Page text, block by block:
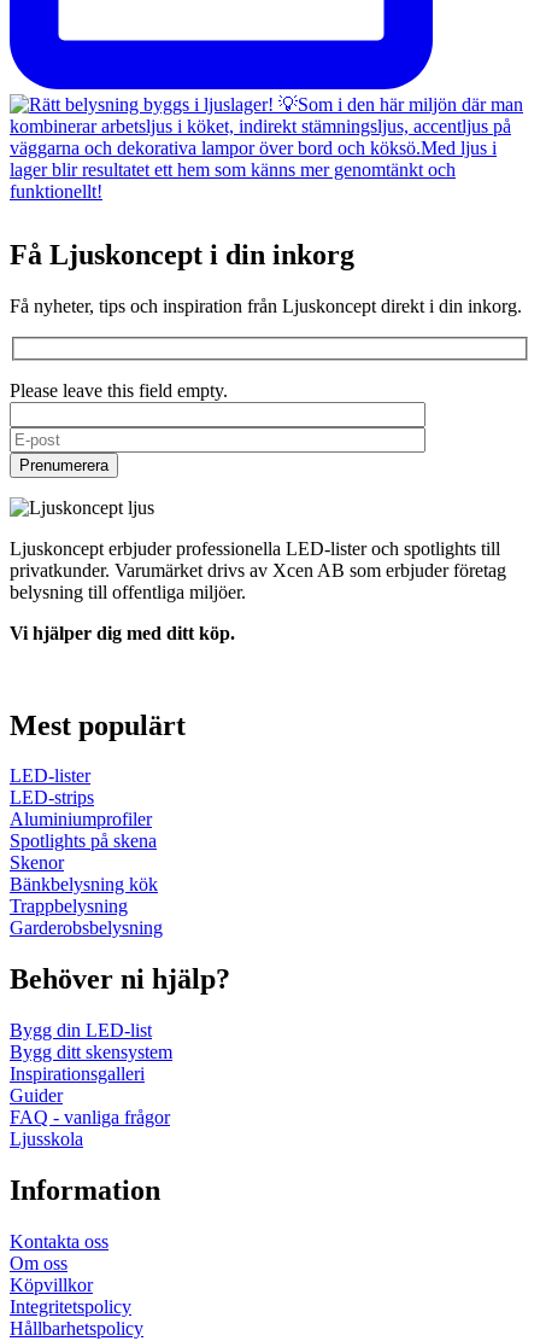
Få Ljuskoncept i din inkorg
Få nyheter, tips och inspiration från Ljuskoncept direkt i din inkorg.
Please leave this field empty.
Ljuskoncept erbjuder professionella LED-lister och spotlights till
privatkunder. Varumärket drivs av Xcen AB som erbjuder företag
belysning till offentliga miljöer.
Vi hjälper dig med ditt köp.
Mest populärt
LED-lister
LED-strips
Aluminiumprofiler
Spotlights på skena
Skenor
Bänkbelysning kök
Trappbelysning
Garderobsbelysning
Behöver ni hjälp?
Bygg din LED-list
Bygg ditt skensystem
Inspirationsgalleri
Guider
FAQ - vanliga frågor
Ljusskola
Information
Kontakta oss
Om oss
Köpvillkor
Integritetspolicy
Hållbarhetspolicy